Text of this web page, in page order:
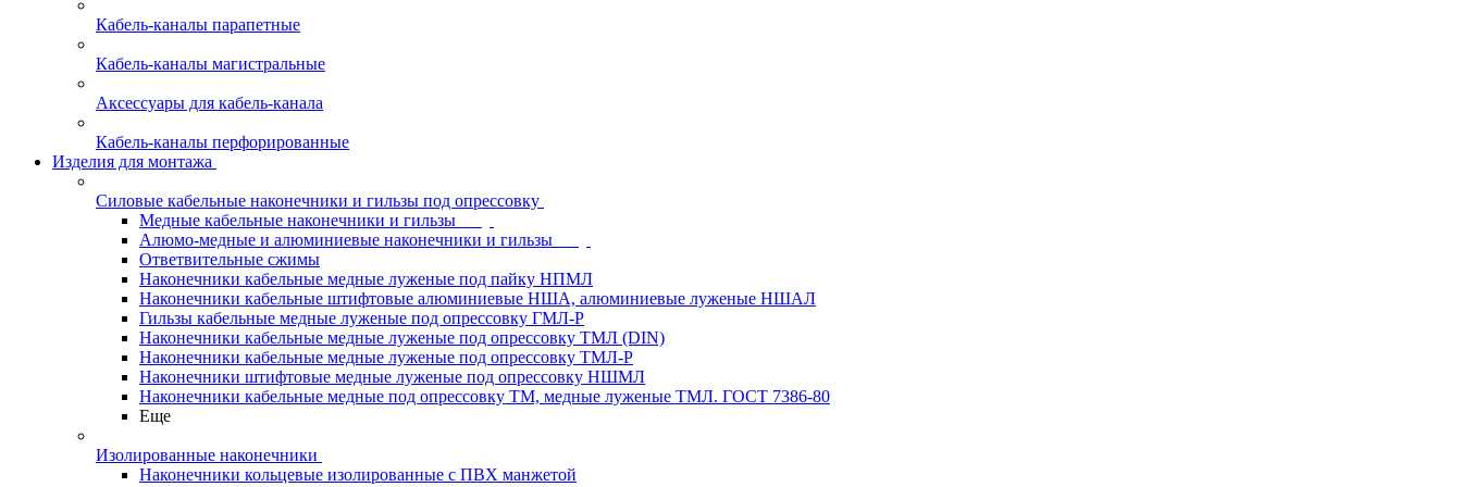
Кабель-каналы парапетные
Кабель-каналы магистральные
Аксессуары для кабель-канала
Кабель-каналы перфорированные
Изделия для монтажа
Силовые кабельные наконечники и гильзы под опрессовку
Медные кабельные наконечники и гильзы
Алюмо-медные и алюминиевые наконечники и гильзы
Ответвительные сжимы
Наконечники кабельные медные луженые под пайку НПМЛ
Наконечники кабельные штифтовые алюминиевые НША, алюминиевые луженые НШАЛ
Гильзы кабельные медные луженые под опрессовку ГМЛ-Р
Наконечники кабельные медные луженые под опрессовку ТМЛ (DIN)
Наконечники кабельные медные луженые под опрессовку ТМЛ-Р
Наконечники штифтовые медные луженые под опрессовку НШМЛ
Наконечники кабельные медные под опрессовку ТМ, медные луженые ТМЛ. ГОСТ 7386-80
Еще
Изолированные наконечники
Наконечники кольцевые изолированные с ПВХ манжетой